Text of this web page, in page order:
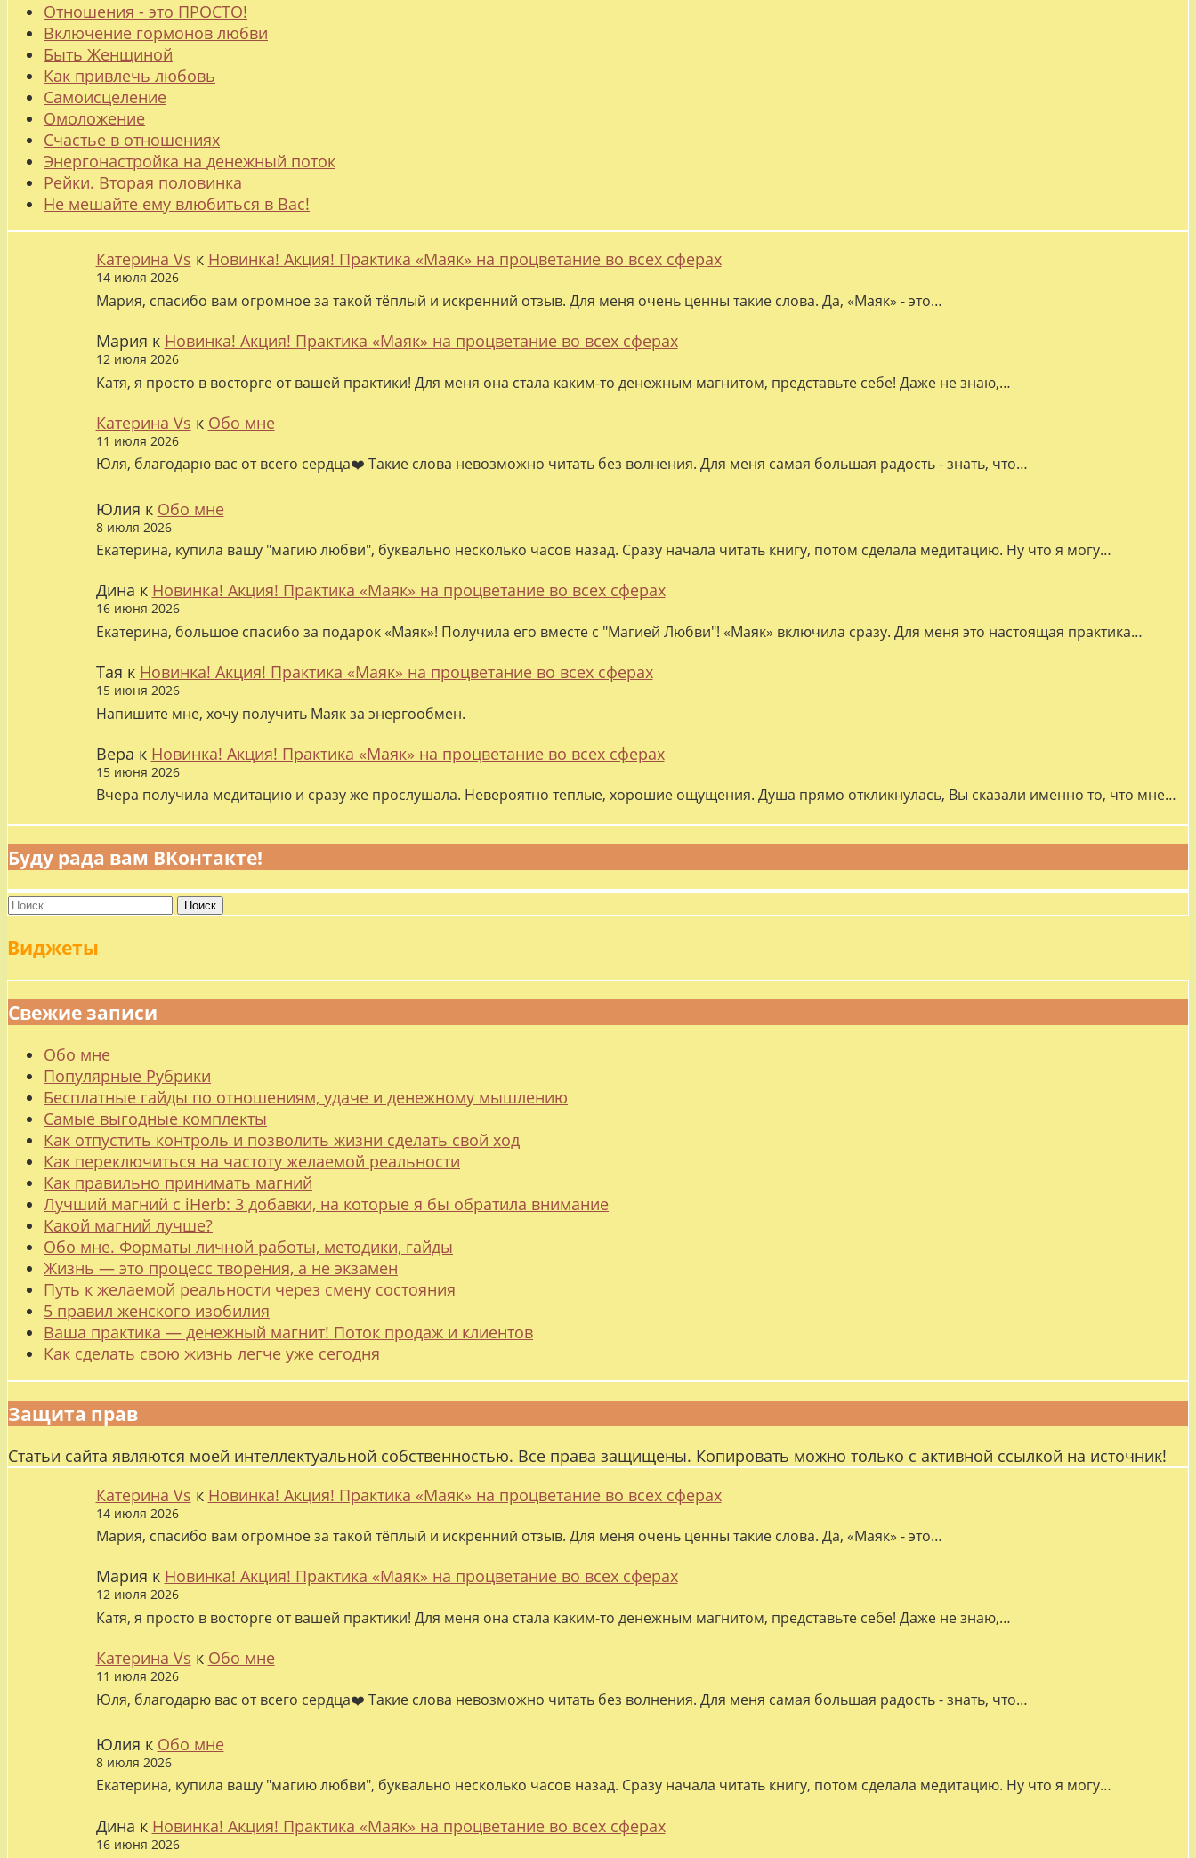
Отношения - это ПРОСТО!
Включение гормонов любви
Быть Женщиной
Как привлечь любовь
Самоисцеление
Омоложение
Счастье в отношениях
Энергонастройка на денежный поток
Рейки. Вторая половинка
Не мешайте ему влюбиться в Вас!
Катерина Vs к Новинка! Акция! Практика «Маяк» на процветание во всех сферах
14 июля 2026
Мария, спасибо вам огромное за такой тёплый и искренний отзыв. Для меня очень ценны такие слова. Да, «Маяк» - это…
Мария к Новинка! Акция! Практика «Маяк» на процветание во всех сферах
12 июля 2026
Катя, я просто в восторге от вашей практики! Для меня она стала каким-то денежным магнитом, представьте себе! Даже не знаю,…
Катерина Vs к Обо мне
11 июля 2026
Юля, благодарю вас от всего сердца❤️ Такие слова невозможно читать без волнения. Для меня самая большая радость - знать, что…
Юлия к Обо мне
8 июля 2026
Екатерина, купила вашу "магию любви", буквально несколько часов назад. Сразу начала читать книгу, потом сделала медитацию. Ну что я могу…
Дина к Новинка! Акция! Практика «Маяк» на процветание во всех сферах
16 июня 2026
Екатерина, большое спасибо за подарок «Маяк»! Получила его вместе с "Магией Любви"! «Маяк» включила сразу. Для меня это настоящая практика…
Тая к Новинка! Акция! Практика «Маяк» на процветание во всех сферах
15 июня 2026
Напишите мне, хочу получить Маяк за энергообмен.
Вера к Новинка! Акция! Практика «Маяк» на процветание во всех сферах
15 июня 2026
Вчера получила медитацию и сразу же прослушала. Невероятно теплые, хорошие ощущения. Душа прямо откликнулась, Вы сказали именно то, что мне…
Буду рада вам ВКонтакте!
Найти:
Виджеты
Свежие записи
Обо мне
Популярные Рубрики
Бесплатные гайды по отношениям, удаче и денежному мышлению
Самые выгодные комплекты
Как отпустить контроль и позволить жизни сделать свой ход
Как переключиться на частоту желаемой реальности
Как правильно принимать магний
Лучший магний с iHerb: 3 добавки, на которые я бы обратила внимание
Какой магний лучше?
Обо мне. Форматы личной работы, методики, гайды
Жизнь — это процесс творения, а не экзамен
Путь к желаемой реальности через смену состояния
5 правил женского изобилия
Ваша практика — денежный магнит! Поток продаж и клиентов
Как сделать свою жизнь легче уже сегодня
Защита прав
Статьи сайта являются моей интеллектуальной собственностью. Все права защищены. Копировать можно только с активной ссылкой на источник!
Катерина Vs к Новинка! Акция! Практика «Маяк» на процветание во всех сферах
14 июля 2026
Мария, спасибо вам огромное за такой тёплый и искренний отзыв. Для меня очень ценны такие слова. Да, «Маяк» - это…
Мария к Новинка! Акция! Практика «Маяк» на процветание во всех сферах
12 июля 2026
Катя, я просто в восторге от вашей практики! Для меня она стала каким-то денежным магнитом, представьте себе! Даже не знаю,…
Катерина Vs к Обо мне
11 июля 2026
Юля, благодарю вас от всего сердца❤️ Такие слова невозможно читать без волнения. Для меня самая большая радость - знать, что…
Юлия к Обо мне
8 июля 2026
Екатерина, купила вашу "магию любви", буквально несколько часов назад. Сразу начала читать книгу, потом сделала медитацию. Ну что я могу…
Дина к Новинка! Акция! Практика «Маяк» на процветание во всех сферах
16 июня 2026